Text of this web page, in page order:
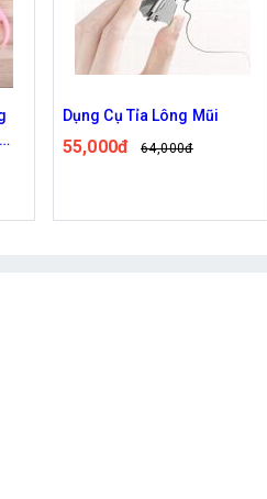
Dụng Cụ Tỉa Lông Mũi
55,000đ 64,000đ